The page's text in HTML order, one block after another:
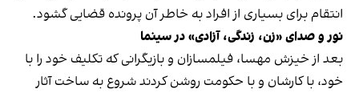
انتقام برای بسیاری از افراد به خاطر آن پرونده قضایی گشود.
نور و صدای «زن، زندگی، آزادی» در سینما
بعد از خیزش مهسا، فیلمسازان و بازیگرانی که تکلیف خود را با
خود، با کارشان و با حکومت روشن کردند شروع به ساخت آثار